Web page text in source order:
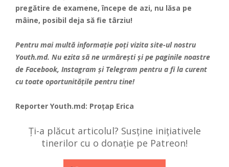
pregătire de examene, începe de azi, nu lăsa pe
mâine, posibil deja să fie târziu!
Pentru mai multă informație poți vizita site-ul nostru
Youth.md. Nu ezita să ne urmărești și pe paginile noastre
de Facebook, Instagram și Telegram pentru a fi la curent
cu toate oportunitățile pentru tine!
Reporter Youth.md: Proțap Erica
Ți-a plăcut articolul? Susține inițiativele
tinerilor cu o donație pe Patreon!